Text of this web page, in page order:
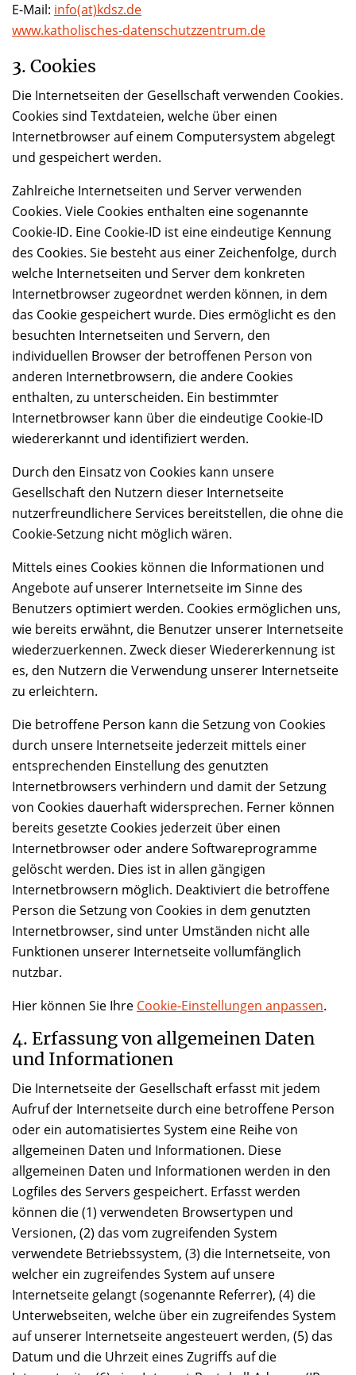
E-Mail: info(at)kdsz.de
www.katholisches-datenschutzzentrum.de
3. Cookies
Die Internetseiten der Gesellschaft verwenden Cookies.
Cookies sind Textdateien, welche über einen
Internetbrowser auf einem Computersystem abgelegt
und gespeichert werden.
Zahlreiche Internetseiten und Server verwenden
Cookies. Viele Cookies enthalten eine sogenannte
Cookie-ID. Eine Cookie-ID ist eine eindeutige Kennung
des Cookies. Sie besteht aus einer Zeichenfolge, durch
welche Internetseiten und Server dem konkreten
Internetbrowser zugeordnet werden können, in dem
das Cookie gespeichert wurde. Dies ermöglicht es den
besuchten Internetseiten und Servern, den
individuellen Browser der betroffenen Person von
anderen Internetbrowsern, die andere Cookies
enthalten, zu unterscheiden. Ein bestimmter
Internetbrowser kann über die eindeutige Cookie-ID
wiedererkannt und identifiziert werden.
Durch den Einsatz von Cookies kann unsere
Gesellschaft den Nutzern dieser Internetseite
nutzerfreundlichere Services bereitstellen, die ohne die
Cookie-Setzung nicht möglich wären.
Mittels eines Cookies können die Informationen und
Angebote auf unserer Internetseite im Sinne des
Benutzers optimiert werden. Cookies ermöglichen uns,
wie bereits erwähnt, die Benutzer unserer Internetseite
wiederzuerkennen. Zweck dieser Wiedererkennung ist
es, den Nutzern die Verwendung unserer Internetseite
zu erleichtern.
Die betroffene Person kann die Setzung von Cookies
durch unsere Internetseite jederzeit mittels einer
entsprechenden Einstellung des genutzten
Internetbrowsers verhindern und damit der Setzung
von Cookies dauerhaft widersprechen. Ferner können
bereits gesetzte Cookies jederzeit über einen
Internetbrowser oder andere Softwareprogramme
gelöscht werden. Dies ist in allen gängigen
Internetbrowsern möglich. Deaktiviert die betroffene
Person die Setzung von Cookies in dem genutzten
Internetbrowser, sind unter Umständen nicht alle
Funktionen unserer Internetseite vollumfänglich
nutzbar.
Hier können Sie Ihre Cookie-Einstellungen anpassen.
4. Erfassung von allgemeinen Daten
und Informationen
Die Internetseite der Gesellschaft erfasst mit jedem
Aufruf der Internetseite durch eine betroffene Person
oder ein automatisiertes System eine Reihe von
allgemeinen Daten und Informationen. Diese
allgemeinen Daten und Informationen werden in den
Logfiles des Servers gespeichert. Erfasst werden
können die (1) verwendeten Browsertypen und
Versionen, (2) das vom zugreifenden System
verwendete Betriebssystem, (3) die Internetseite, von
welcher ein zugreifendes System auf unsere
Internetseite gelangt (sogenannte Referrer), (4) die
Unterwebseiten, welche über ein zugreifendes System
auf unserer Internetseite angesteuert werden, (5) das
Datum und die Uhrzeit eines Zugriffs auf die